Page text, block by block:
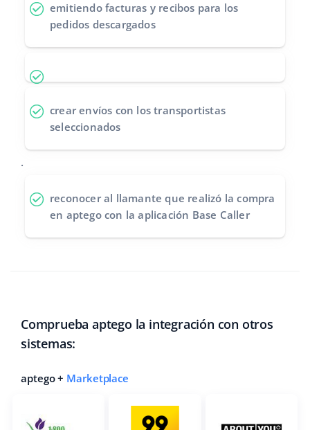
emitiendo facturas y recibos para los
pedidos descargados
crear envíos con los transportistas
seleccionados
.
reconocer al llamante que realizó la compra
en aptego con la aplicación Base Caller
Comprueba aptego la integración con otros
sistemas:
aptego + Marketplace